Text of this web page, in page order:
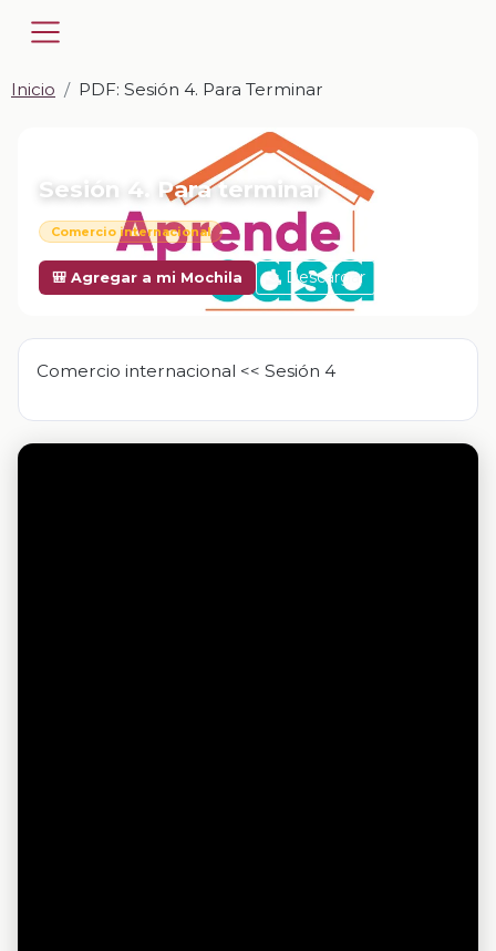
Inicio PDF: Sesión 4. Para Terminar
Sesión 4. Para terminar
Comercio internacional
🎒 Agregar a mi Mochila Descargar
Comercio internacional << Sesión 4